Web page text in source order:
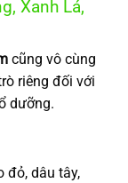
Xanh Lá,
cũng vô cùng
riêng đối với
dưỡng.
đỏ, dâu tây,